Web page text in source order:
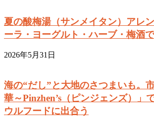
夏の酸梅湯（サンメイタン）アレ
ーラ・ヨーグルト・ハーブ・梅酒
2026年5月31日
海の“だし”と大地のさつまいも。
華～Pinzhen’s（ピンジェンズ）」
ウルフードに出合う